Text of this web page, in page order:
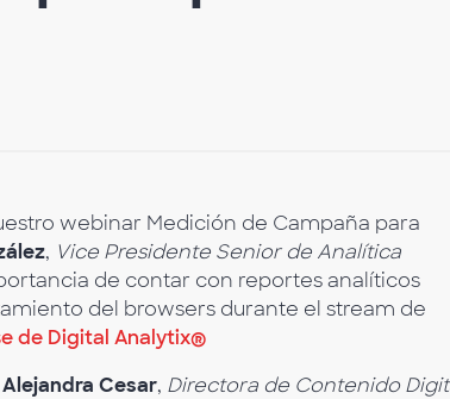
webinar Medición de Campaña para
, Vice Presidente Senior de Analítica
de contar con reportes analíticos
del browsers durante el stream de
de Digital Analytix®
Alejandra Cesar, Directora de Contenido